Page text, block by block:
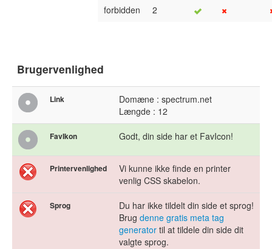
forbidden
2
Brugervenlighed
Link
Domæne : spectrum.net
Længde : 12
FavIkon Godt, din side har et FavIcon!
Printervenlighed
Vi kunne ikke finde en printer
venlig CSS skabelon.
Sprog
Du har ikke tildelt din side et sprog!
Brug denne gratis meta tag
generator til at tildele din side dit
valgte sprog.